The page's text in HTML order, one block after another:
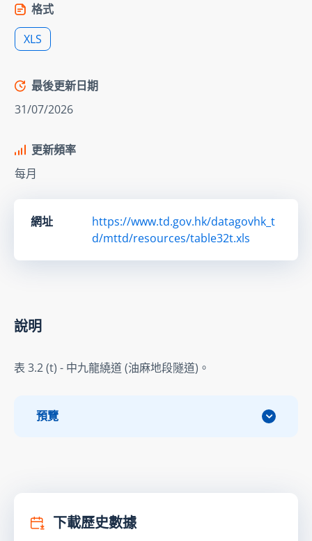
格式
XLS
最後更新日期
31/07/2026
更新頻率
每月
網址
https://www.td.gov.hk/datagovhk_t
d/mttd/resources/table32t.xls
說明
表 3.2 (t) - 中九龍繞道 (油麻地段隧道)。
預覽
下載歷史數據